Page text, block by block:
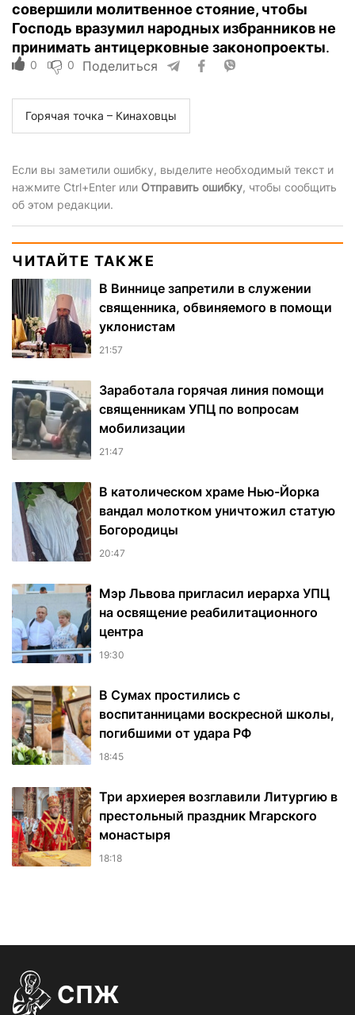
совершили молитвенное стояние, чтобы
Господь вразумил народных избранников не
принимать антицерковные законопроекты.
0 0 Поделиться
Горячая точка – Кинаховцы
Если вы заметили ошибку, выделите необходимый текст и
нажмите Ctrl+Enter или Отправить ошибку, чтобы сообщить
об этом редакции.
ЧИТАЙТЕ ТАКЖЕ
В Виннице запретили в служении
священника, обвиняемого в помощи
уклонистам
21:57
Заработала горячая линия помощи
священникам УПЦ по вопросам
мобилизации
21:47
В католическом храме Нью-Йорка
вандал молотком уничтожил статую
Богородицы
20:47
Мэр Львова пригласил иерарха УПЦ
на освящение реабилитационного
центра
19:30
В Сумах простились с
воспитанницами воскресной школы,
погибшими от удара РФ
18:45
Три архиерея возглавили Литургию в
престольный праздник Мгарского
монастыря
18:18
СПЖ